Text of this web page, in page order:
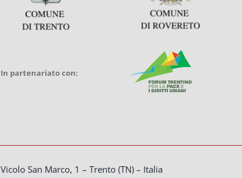
In partenariato con:
Vicolo San Marco, 1 – Trento (TN) – Italia